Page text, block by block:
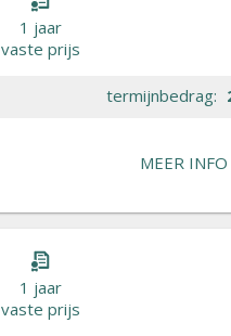
1 jaar
vaste prijs
termijnbedrag:
MEER INFO
1 jaar
vaste prijs